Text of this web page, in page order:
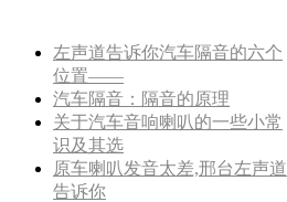
左声道告诉你汽车隔音的六个
位置——
汽车隔音：隔音的原理
关于汽车音响喇叭的一些小常
识及其选
原车喇叭发音太差,邢台左声道
告诉你